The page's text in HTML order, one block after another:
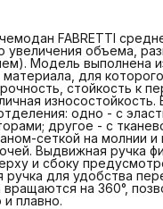
FABRETTI
увеличения объема,
Модель выполнена
для
стойкость к
износостойкость.
одно - с
другое - с
сеткой на молнии и
Выдвижная ручка
и сбоку
ручка для удобства
вращаются на 360°,
и плавно.